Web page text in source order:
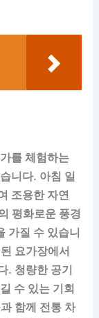
를 체험하는
니다. 아침 일
조용한 자연
평화로운 풍경
가질 수 있습니
요가장에서
. 청량한 공기
수 있는 기회
함께 전통 차